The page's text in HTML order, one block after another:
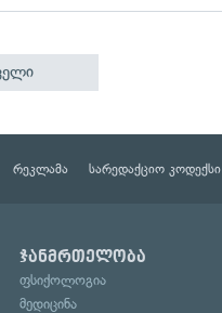
რეკლამა სარედაქციო კოდექსი
ჯანმრთელობა
ფსიქოლოგია
მედიცინა